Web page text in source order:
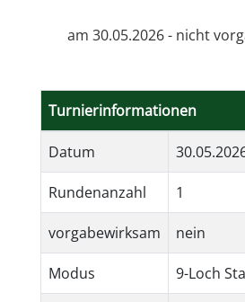
am 30.05.2026 - nicht
Turnierinformationen
Datum
Rundenanzahl 1
vorgabewirksam nein
Modus 9-Loch